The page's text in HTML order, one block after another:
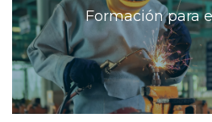
Formación para